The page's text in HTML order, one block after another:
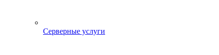
Серверные услуги